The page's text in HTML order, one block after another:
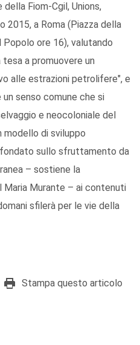
Fiom-Cgil, Unions,
2015, a Roma (Piazza della
Popolo ore 16), valutando
a promuovere un
alle estrazioni petrolifere", e
un senso comune che si
e neocoloniale del
modello di sviluppo
sullo sfruttamento da
– sostiene la
Maria Murante – ai contenuti
sfilerà per le vie della
Stampa questo articolo